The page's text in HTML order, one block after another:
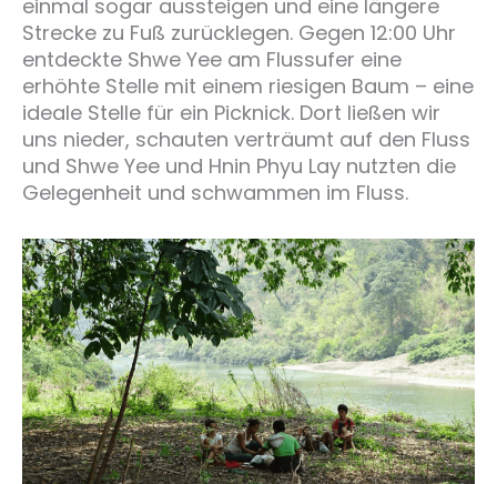
einmal sogar aussteigen und eine längere
Strecke zu Fuß zurücklegen. Gegen 12:00 Uhr
entdeckte Shwe Yee am Flussufer eine
erhöhte Stelle mit einem riesigen Baum – eine
ideale Stelle für ein Picknick. Dort ließen wir
uns nieder, schauten verträumt auf den Fluss
und Shwe Yee und Hnin Phyu Lay nutzten die
Gelegenheit und schwammen im Fluss.